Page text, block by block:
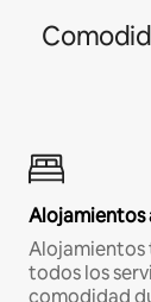
Alojamientos
Alojamientos
todos los
comodidad